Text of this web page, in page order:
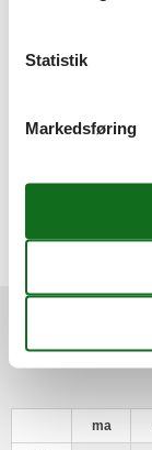
Udendørs
Parkeringsplads
Ankomst
ma
Statistik
Markedsføring